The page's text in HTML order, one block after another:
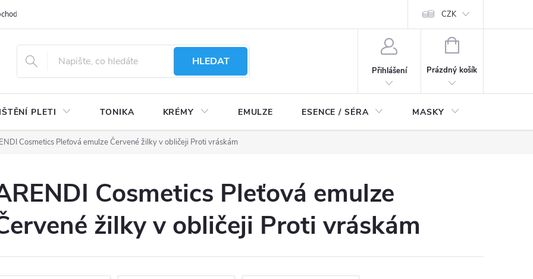
CZK
HLEDAT
Přihlášení
NÁKUPNÍ
Prázdný košík
PLETI TONIKA KRÉMY EMULZE ESENCE / SÉRA MASKY
Cosmetics Pleťová emulze Červené žilky v obličeji Proti vráskám
Cosmetics Pleťová emulze
žilky v obličeji Proti vráskám